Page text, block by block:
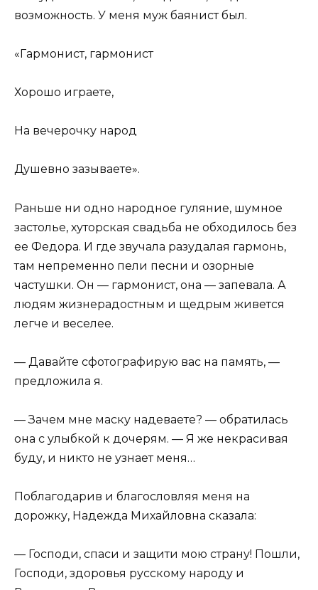
возможность. У меня муж баянист был.
«Гармонист, гармонист
Хорошо играете,
На вечерочку народ
Душевно зазываете».
Раньше ни одно народное гуляние, шумное
застолье, хуторская свадьба не обходилось без
ее Федора. И где звучала разудалая гармонь,
там непременно пели песни и озорные
частушки. Он — гармонист, она — запевала. А
людям жизнерадостным и щедрым живется
легче и веселее.
— Давайте сфотографирую вас на память, —
предложила я.
— Зачем мне маску надеваете? — обратилась
она с улыбкой к дочерям. — Я же некрасивая
буду, и никто не узнает меня…
Поблагодарив и благословляя меня на
дорожку, Надежда Михайловна сказала:
— Господи, спаси и защити мою страну! Пошли,
Господи, здоровья русскому народу и